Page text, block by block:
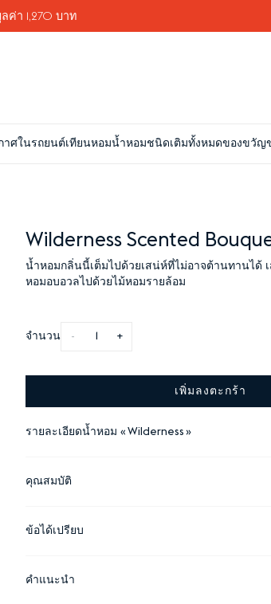
า 1,270 บาท
าศในรถยนต์เทียนหอมน้ำหอมชนิดเติมทั้งหมดของขวัญ
Wilderness Scented
น้ำหอมกลิ่นนี้เต็มไปด้วยเสน่ห์ที่ไม่อาจต้านทานได้
หอมอบอวลไปด้วยไม้หอมรายล้อม
จำนวน - +
เพิ่มลงตะกร้า
รายละเอียดน้ำหอม Wilderness
คุณสมบัติ
ข้อได้เปรียบ
คำแนะนำ